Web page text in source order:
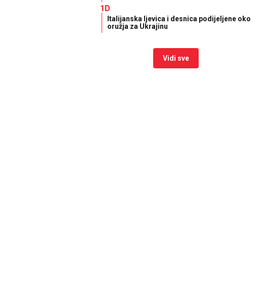
1D
Italijanska ljevica i desnica podijeljene oko
oružja za Ukrajinu
Vidi sve